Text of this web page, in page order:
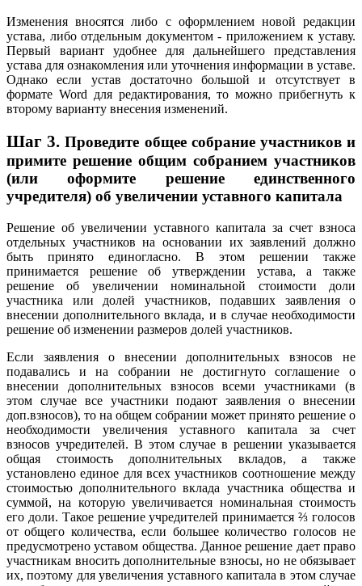
Изменения вносятся либо с оформлением новой редакции
устава, либо отдельным документом - приложением к уставу.
Первый вариант удобнее для дальнейшего представления
устава для ознакомления или уточнения информации в уставе.
Однако если устав достаточно большой и отсутствует в
формате Word для редактирования, то можно прибегнуть к
второму варианту внесения изменений.
Шаг 3. Проведите общее собрание участников и
примите решение общим собранием участников
(или оформите решение единственного
учредителя) об увеличении уставного капитала
Решение об увеличении уставного капитала за счет взноса
отдельных участников на основании их заявлений должно
быть принято единогласно. В этом решении также
принимается решение об утверждении устава, а также
решение об увеличении номинальной стоимости доли
участника или долей участников, подавших заявления о
внесении дополнительного вклада, и в случае необходимости
решение об изменении размеров долей участников.
Если заявления о внесении дополнительных взносов не
подавались и на собрании не достигнуто соглашение о
внесении дополнительных взносов всеми участниками (в
этом случае все участники подают заявления о внесении
доп.взносов), то на общем собрании может принято решение о
необходимости увеличения уставного капитала за счет
взносов учредителей. В этом случае в решении указывается
общая стоимость дополнительных вкладов, а также
установлено единое для всех участников соотношение между
стоимостью дополнительного вклада участника общества и
суммой, на которую увеличивается номинальная стоимость
его доли. Такое решение учредителей принимается ⅔ голосов
от общего количества, если большее количество голосов не
предусмотрено уставом общества. Данное решение дает право
участникам вносить дополнительные взносы, но не обязывает
их, поэтому для увеличения уставного капитала в этом случае